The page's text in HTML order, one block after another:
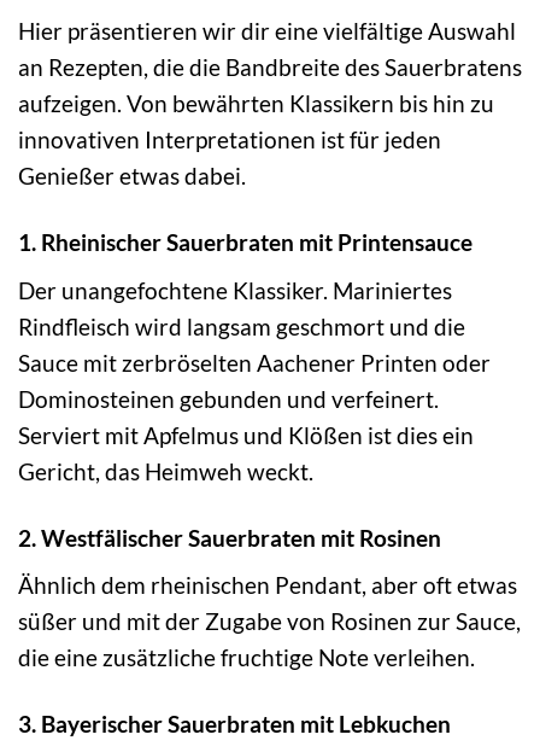
Hier präsentieren wir dir eine vielfältige Auswahl
an Rezepten, die die Bandbreite des Sauerbratens
aufzeigen. Von bewährten Klassikern bis hin zu
innovativen Interpretationen ist für jeden
Genießer etwas dabei.
1. Rheinischer Sauerbraten mit Printensauce
Der unangefochtene Klassiker. Mariniertes
Rindfleisch wird langsam geschmort und die
Sauce mit zerbröselten Aachener Printen oder
Dominosteinen gebunden und verfeinert.
Serviert mit Apfelmus und Klößen ist dies ein
Gericht, das Heimweh weckt.
2. Westfälischer Sauerbraten mit Rosinen
Ähnlich dem rheinischen Pendant, aber oft etwas
süßer und mit der Zugabe von Rosinen zur Sauce,
die eine zusätzliche fruchtige Note verleihen.
3. Bayerischer Sauerbraten mit Lebkuchen